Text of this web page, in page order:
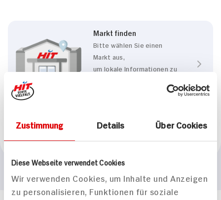
Zustimmung Details Über Cookies
Diese Webseite verwendet Cookies
Wir verwenden Cookies, um Inhalte und Anzeigen
zu personalisieren, Funktionen für soziale
Markt finden
Bitte wählen Sie einen
Markt aus,
um lokale Informationen zu